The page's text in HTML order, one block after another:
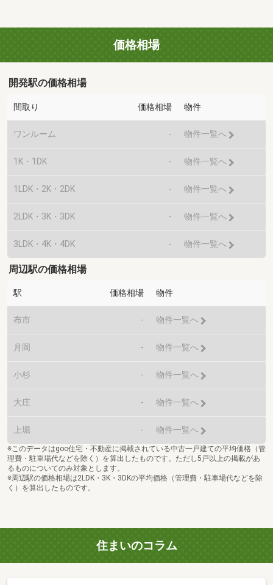
価格相場
開発駅の価格相場
間取り 価格相場 物件
ワンルーム - 物件一覧へ
1K・1DK - 物件一覧へ
1LDK・2K・2DK - 物件一覧へ
2LDK・3K・3DK - 物件一覧へ
3LDK・4K・4DK - 物件一覧へ
周辺駅の価格相場
駅 価格相場 物件
布市 - 物件一覧へ
月岡 - 物件一覧へ
小杉 - 物件一覧へ
大庄 - 物件一覧へ
上堀 - 物件一覧へ
※このデータはgoo住宅・不動産に掲載されている中古一戸建ての平均価格（管
理費・駐車場代などを除く）を算出したものです。ただし5戸以上の掲載があ
るものについてのみ対象とします。
※周辺駅の価格相場は2LDK・3K・3DKの平均価格（管理費・駐車場代などを除
く）を算出したものです。
住まいのコラム